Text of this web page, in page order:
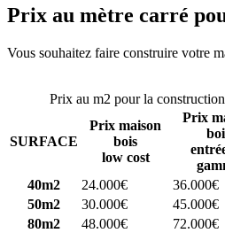
Prix au mètre carré
Vous souhaitez faire construire votre
Prix au m2 pour la
SURFACE
Prix maison
bois
low cost
Prix
40m2
24.000€ 36.000€
50m2
30.000€ 45.000€
80m2
48.000€ 72.000€